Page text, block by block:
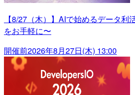
【8/27（木）】AIで始めるデータ
をお手軽に〜
開催前2026年8月27日(木) 13:00